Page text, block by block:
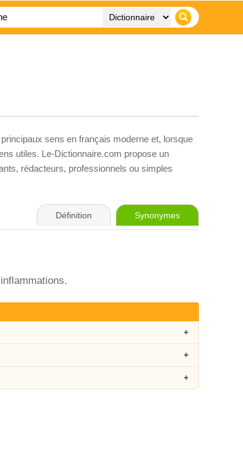
sens en français moderne et, lorsque
utiles. Le-Dictionnaire.com propose un
rédacteurs, professionnels ou simples
Définition Synonymes